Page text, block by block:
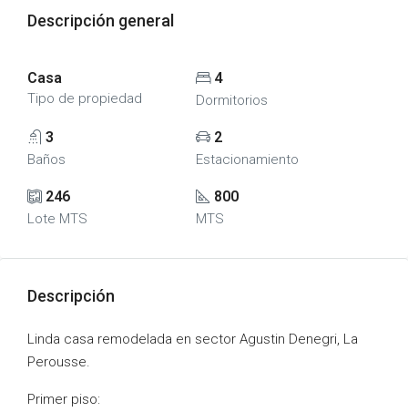
Descripción general
Casa
Tipo de propiedad
4
Dormitorios
3
Baños
2
Estacionamiento
246
Lote MTS
800
MTS
Descripción
Linda casa remodelada en sector Agustin Denegri, La
Perousse.
Primer piso: